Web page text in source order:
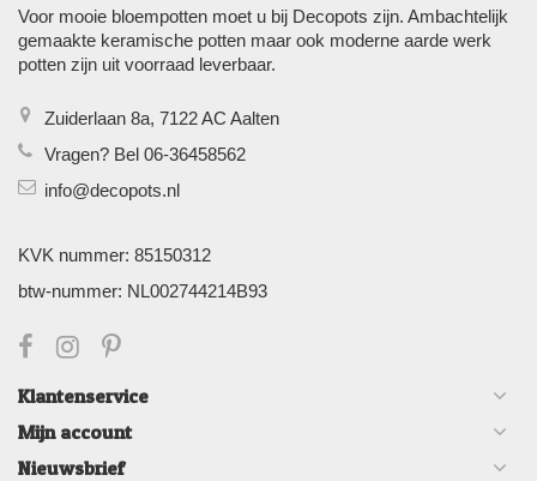
Voor mooie bloempotten moet u bij Decopots zijn. Ambachtelijk
gemaakte keramische potten maar ook moderne aarde werk
potten zijn uit voorraad leverbaar.
Zuiderlaan 8a, 7122 AC Aalten
Vragen? Bel 06-36458562
info@decopots.nl
KVK nummer: 85150312
btw-nummer: NL002744214B93
Klantenservice
Mijn account
Nieuwsbrief